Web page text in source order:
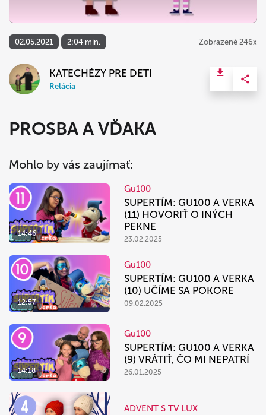
02.05.2021 2:04 min. Zobrazené 246x
KATECHÉZY PRE DETI
Relácia
PROSBA A VĎAKA
Mohlo by vás zaujímať:
14:46
Gu100
SUPERTÍM: GU100 A VERKA
(11) HOVORIŤ O INÝCH
PEKNE
23.02.2025
12:57
Gu100
SUPERTÍM: GU100 A VERKA
(10) UČÍME SA POKORE
09.02.2025
14:18
Gu100
SUPERTÍM: GU100 A VERKA
(9) VRÁTIŤ, ČO MI NEPATRÍ
26.01.2025
ADVENT S TV LUX